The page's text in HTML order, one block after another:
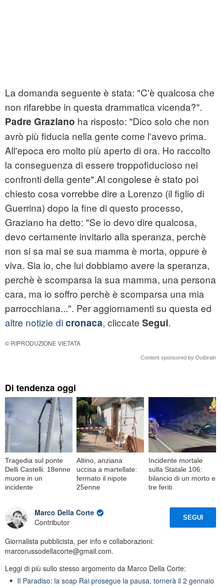
La domanda seguente è stata: "C'è qualcosa che
non rifarebbe in questa drammatica vicenda?".
Padre Graziano ha risposto: "Dico solo che non
avrò più fiducia nella gente come l'avevo prima.
All'epoca ero molto più aperto di ora. Ho raccolto
la conseguenza di essere troppofiducioso nei
confronti della gente".Al congolese è stato poi
chiesto cosa vorrebbe dire a Lorenzo (il figlio di
Guerrina) dopo la fine di questo processo,
Graziano ha detto: "Se io devo dire qualcosa,
devo certamente invitarlo alla speranza, perchè
non si sa mai se sua mamma è morta, oppure è
viva. Sia io, che lui dobbiamo avere la speranza,
perchè è scomparsa la sua mamma, una persona
cara, ma io soffro perchè è scomparsa una mia
parrocchiana...". Per aggiornamenti su questa ed
altre notizie dicronaca, cliccate Segui.
© RIPRODUZIONE VIETATA
Content sponsored by Outbrain
Di tendenza oggi
Tragedia sul ponte
Delli Castelli: 18enne
muore in un
incidente
Altino, anziana
uccisa a martellate:
fermato il nipote
25enne
Incidente mortale
sulla Statale 106:
bilancio di un morto e
tre feriti
Marco Della Corte
Contributor
SEGUI
Giornalista pubblicista, per info e collaborazioni:
marcorussodellacorte@gmail.com.
Leggi di più sullo stesso argomento da Marco Della Corte:
Il Paradiso: la soap Rai prosegue la pausa, tornerà il 2 gennaio